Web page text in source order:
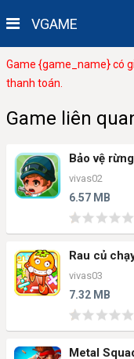
VGAME
Game {game_name} có
thanh toán.
Game liên
Bảo vệ
vivas02
6.57 MB
Rau củ
vivas03
7.32 MB
Metal